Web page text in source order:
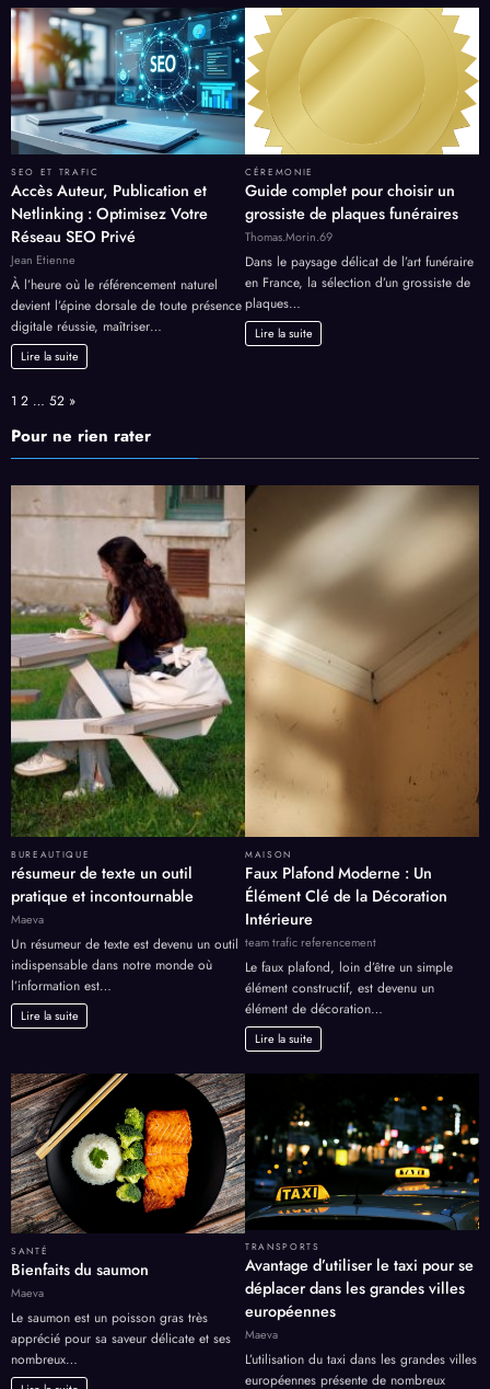
SEO ET TRAFIC
Accès Auteur, Publication et
Netlinking : Optimisez Votre
Réseau SEO Privé
Jean Etienne
À l’heure où le référencement naturel
devient l’épine dorsale de toute présence
digitale réussie, maîtriser…
Lire la suite
CÉREMONIE
Guide complet pour choisir un
grossiste de plaques funéraires
Thomas.Morin.69
Dans le paysage délicat de l’art funéraire
en France, la sélection d’un grossiste de
plaques…
Lire la suite
Page:
1 2 … 52 Next
»
Pour ne rien rater
BUREAUTIQUE
résumeur de texte un outil
pratique et incontournable
Maeva
Un résumeur de texte est devenu un outil
indispensable dans notre monde où
l’information est…
Lire la suite
MAISON
Faux Plafond Moderne : Un
Élément Clé de la Décoration
Intérieure
team trafic referencement
Le faux plafond, loin d’être un simple
élément constructif, est devenu un
élément de décoration…
Lire la suite
SANTÉ
Bienfaits du saumon
Maeva
Le saumon est un poisson gras très
apprécié pour sa saveur délicate et ses
nombreux…
TRANSPORTS
Avantage d’utiliser le taxi pour se
déplacer dans les grandes villes
européennes
Maeva
L’utilisation du taxi dans les grandes villes
européennes présente de nombreux